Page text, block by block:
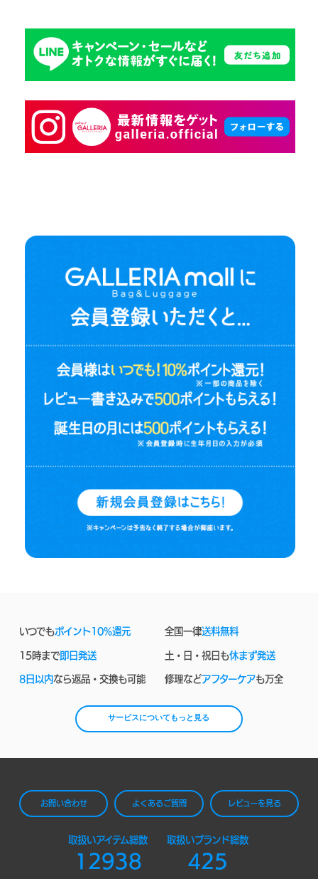
いつでもポイント10%還元 全国一律送料無料
15時まで即日発送 土・日・祝日も休まず発送
8日以内なら返品・交換も可能 修理などアフターケアも万全
サービスについてもっと見る
お問い合わせ よくあるご質問 レビューを見る
取扱いアイテム総数
12938
取扱いブランド総数
425